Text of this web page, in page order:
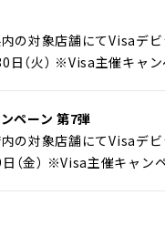
の対象店舗にてVisaデ
日（火） ※Visa主催キャ
ペーン 第7弾
の対象店舗にてVisaデ
日（金） ※Visa主催キャ